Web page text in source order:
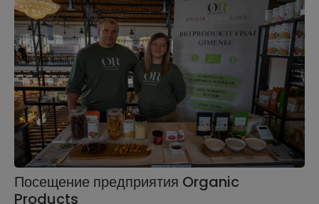
Посещение предприятия Organic
Products